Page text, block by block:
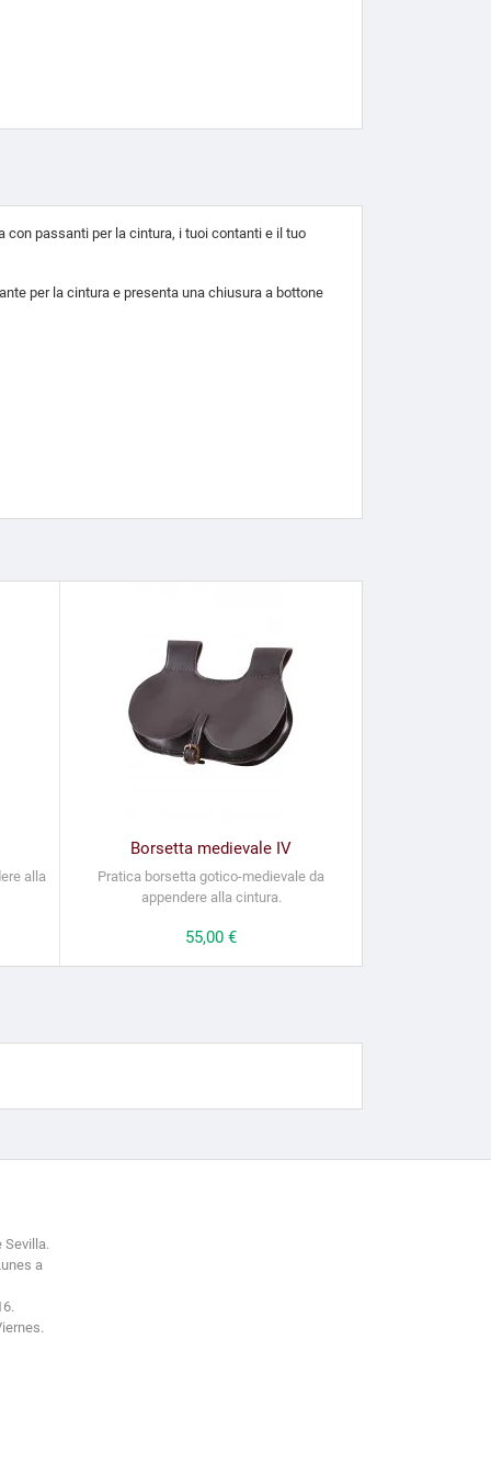
passanti per la cintura, i tuoi contanti e il tuo
per la cintura e presenta una chiusura a bottone
alla
Borsetta medievale IV
Pratica borsetta gotico-medievale da
appendere alla cintura.
Prezzo
55,00 €
Sevilla.
a